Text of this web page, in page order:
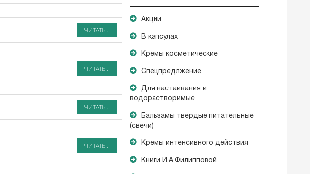
ЧИТАТЬ...
ЧИТАТЬ...
ЧИТАТЬ...
ЧИТАТЬ...
Акции
В капсулах
Кремы косметические
Спецпредлжение
Для настаивания и
водорастворимые
Бальзамы твердые питательные
(свечи)
Кремы интенсивного действия
Книги И.А.Филипповой